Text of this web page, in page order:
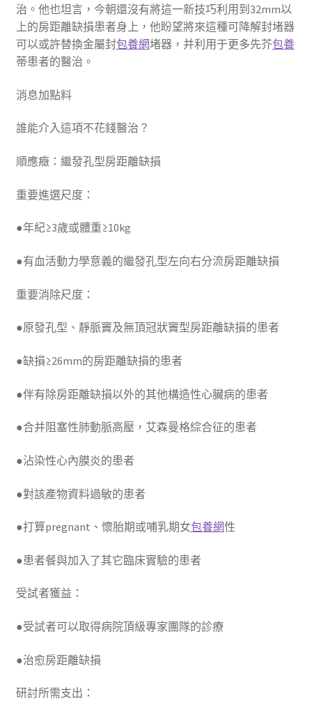
治。他也坦言，今朝還沒有將這一新技巧利用到32mm以
上的房距離缺損患者身上，他盼望將來這種可降解封堵器
可以或許替換金屬封包養網堵器，并利用于更多先芥包養
蒂患者的醫治。
消息加點料
誰能介入這項不花錢醫治？
順應癥：繼發孔型房距離缺損
重要進選尺度：
●年紀≥3歲或體重≥10kg
●有血活動力學意義的繼發孔型左向右分流房距離缺損
重要消除尺度：
●原發孔型、靜脈竇及無頂冠狀竇型房距離缺損的患者
●缺損≥26mm的房距離缺損的患者
●伴有除房距離缺損以外的其他構造性心臟病的患者
●合并阻塞性肺動脈高壓，艾森曼格綜合征的患者
●沾染性心內膜炎的患者
●對該產物資料過敏的患者
●打算pregnant、懷胎期或哺乳期女包養網性
●患者餐與加入了其它臨床實驗的患者
受試者獲益：
●受試者可以取得病院頂級專家團隊的診療
●治愈房距離缺損
研討所需支出：